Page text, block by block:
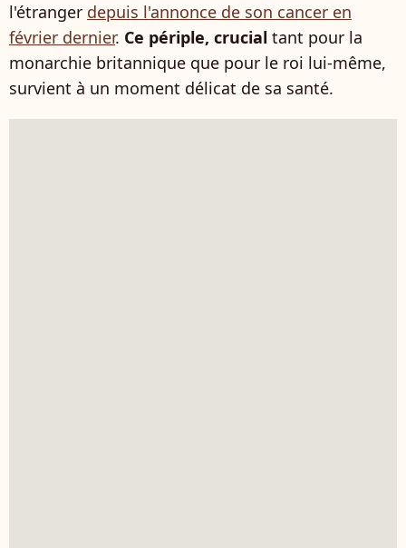
l'étranger depuis l'annonce de son cancer en
février dernier. Ce périple, crucial tant pour la
monarchie britannique que pour le roi lui-même,
survient à un moment délicat de sa santé.